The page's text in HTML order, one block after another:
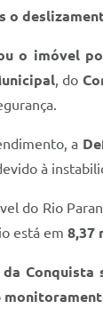
o
o imóvel
, do
a
à
do Rio
está em 8,37